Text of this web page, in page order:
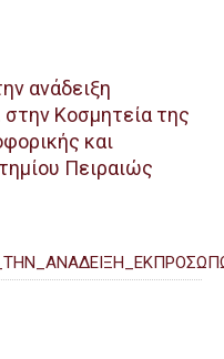
ανάδειξη
Κοσμητεία της
και
Πειραιώς